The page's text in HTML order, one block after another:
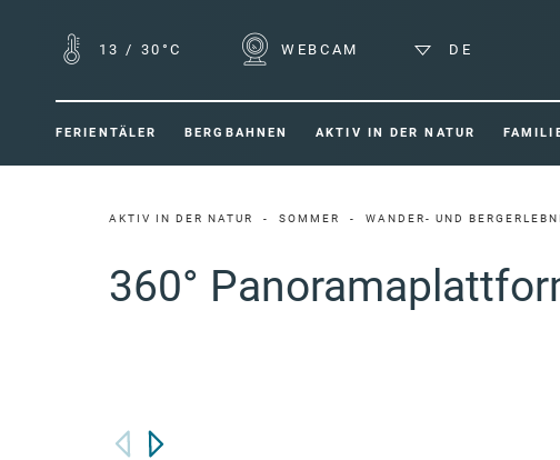
13 / 30°C WEBCAM DE
FERIENTÄLER BERGBAHNEN AKTIV IN DER NATUR
AKTIV IN DER NATUR SOMMER WANDER- UND
360°